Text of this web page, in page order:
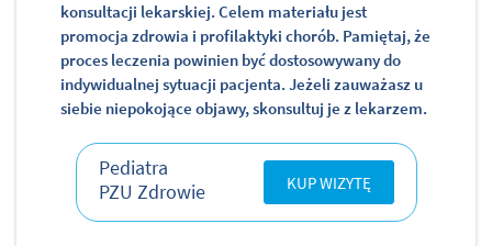
konsultacji lekarskiej. Celem materiału jest
promocja zdrowia i profilaktyki chorób. Pamiętaj, że
proces leczenia powinien być dostosowywany do
indywidualnej sytuacji pacjenta. Jeżeli zauważasz u
siebie niepokojące objawy, skonsultuj je z lekarzem.
Pediatra
PZU Zdrowie
KUP WIZYTĘ